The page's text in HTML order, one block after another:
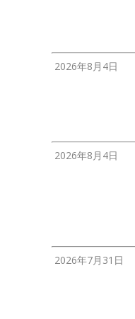
2026年8月4日
2026年8月4日
2026年7月31日